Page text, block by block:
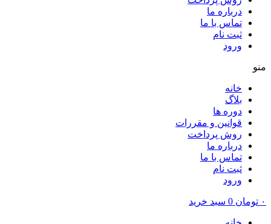
درباره ما
تماس با ما
ثبت نام
ورود
منو
خانه
بلاگ
دوره ها
قوانین و مقررات
روش پرداخت
درباره ما
تماس با ما
ثبت نام
ورود
۰ تومان 0 سبد خرید